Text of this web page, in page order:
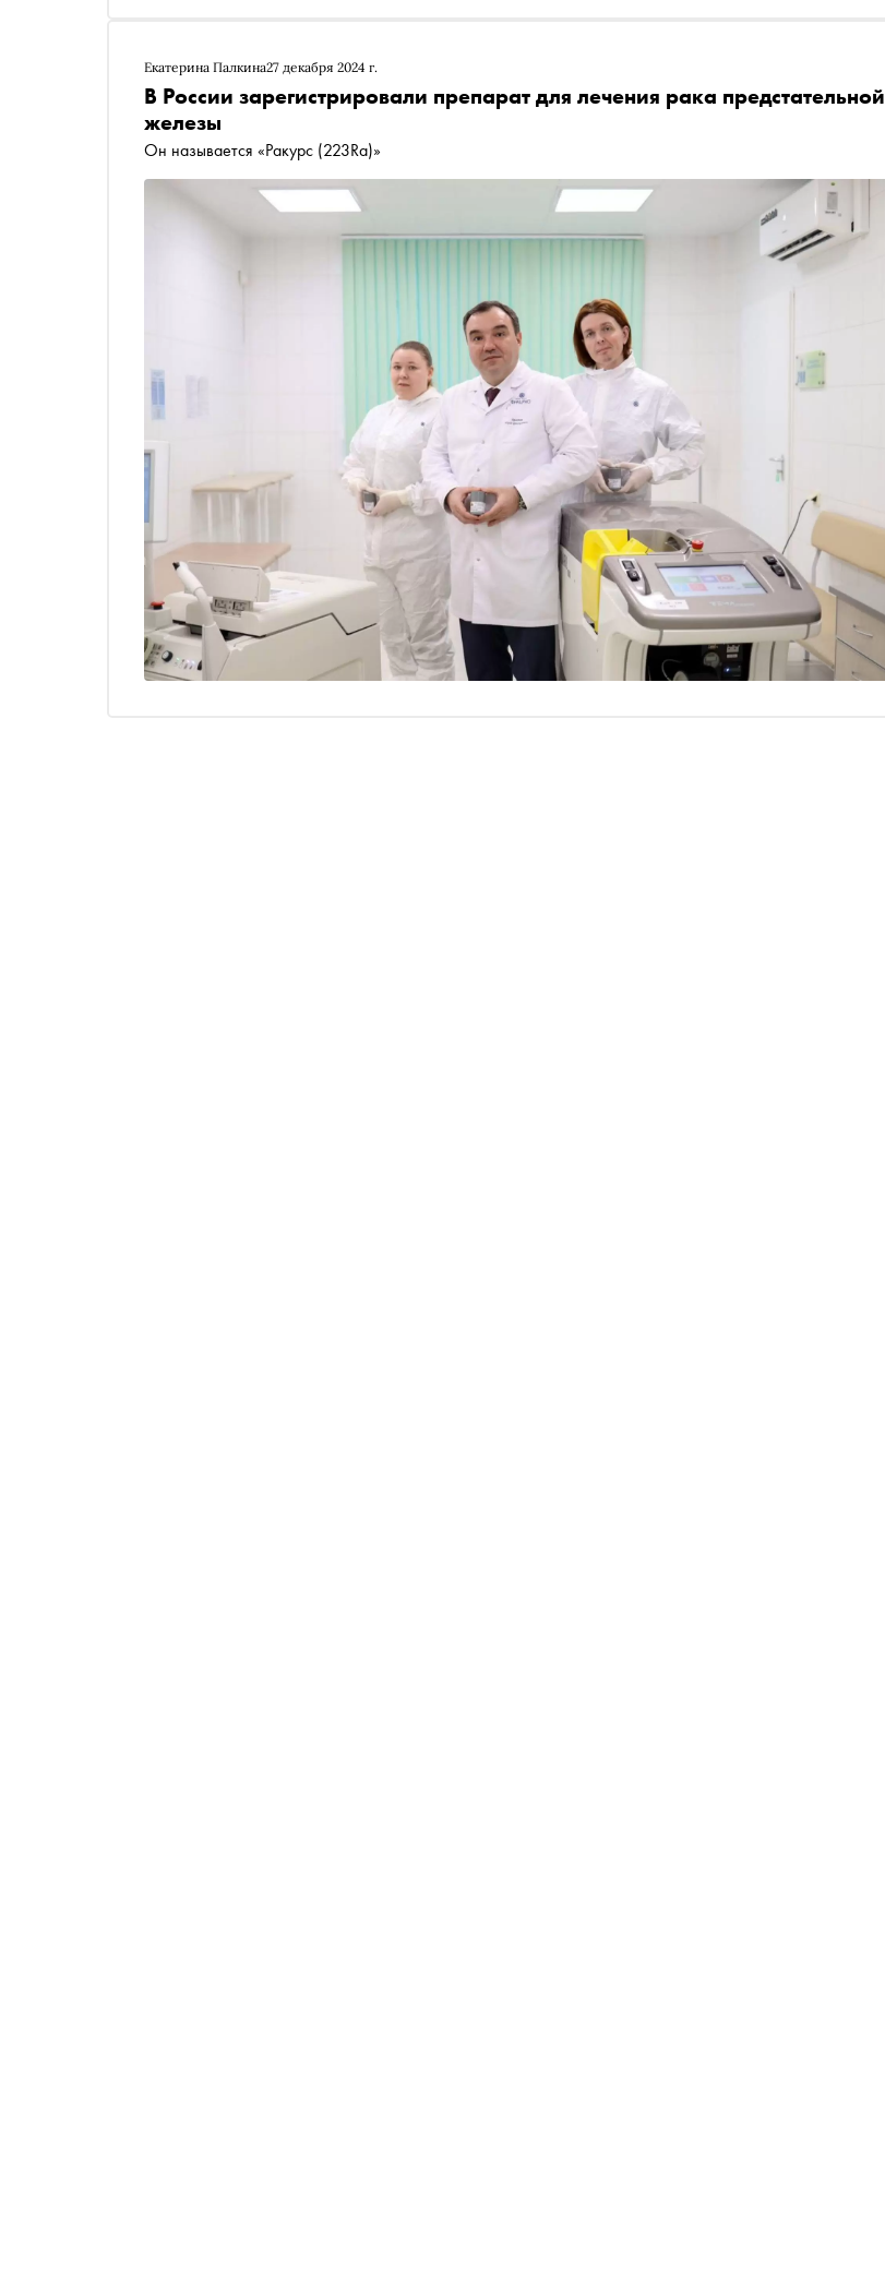
Екатерина Палкина27 декабря 2024 г.
В России зарегистрировали препарат для лечения рака предстательной
железы
Он называется «Ракурс (223Ra)»